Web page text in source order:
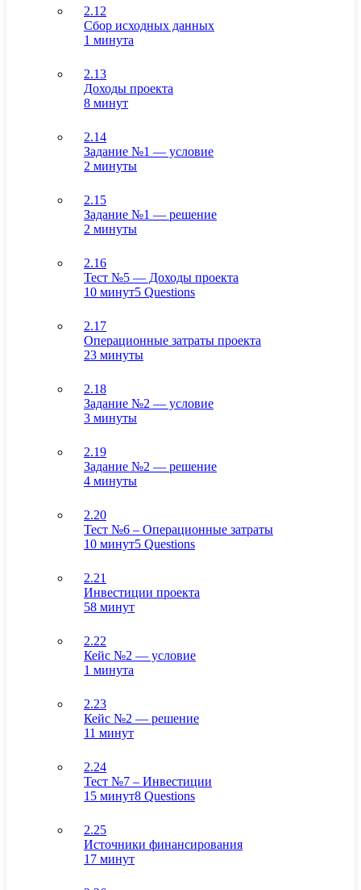
2.12
Сбор исходных данных
1 минута
2.13
Доходы проекта
8 минут
2.14
Задание №1 — условие
2 минуты
2.15
Задание №1 — решение
2 минуты
2.16
Тест №5 — Доходы проекта
10 минут5 Questions
2.17
Операционные затраты проекта
23 минуты
2.18
Задание №2 — условие
3 минуты
2.19
Задание №2 — решение
4 минуты
2.20
Тест №6 – Операционные затраты
10 минут5 Questions
2.21
Инвестиции проекта
58 минут
2.22
Кейс №2 — условие
1 минута
2.23
Кейс №2 — решение
11 минут
2.24
Тест №7 – Инвестиции
15 минут8 Questions
2.25
Источники финансирования
17 минут